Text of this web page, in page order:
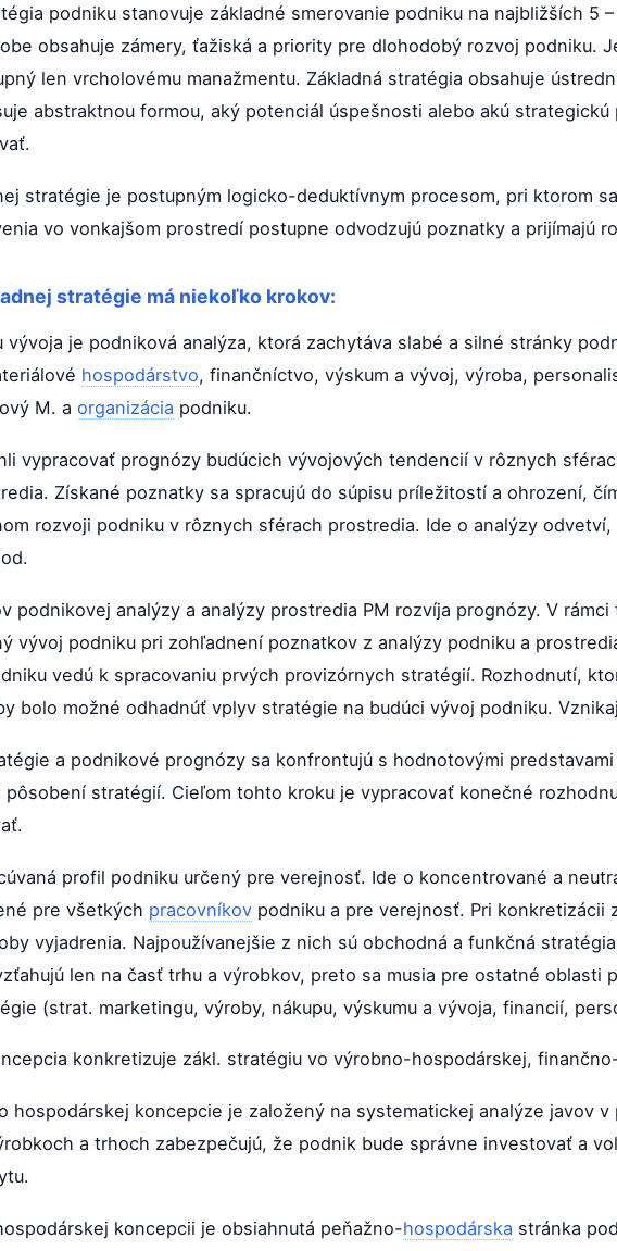
podniku stanovuje základné smerovanie podniku na najbližších 5
obsahuje zámery, ťažiská a priority pre dlohodobý rozvoj podniku.
len vrcholovému manažmentu. Základná stratégia obsahuje
abstraktnou formou, aký potenciál úspešnosti alebo akú
stratégie je postupným logicko-deduktívnym procesom, pri ktorom
vo vonkajšom prostredí postupne odvodzujú poznatky a prijímajú
stratégie má niekoľko krokov:
vývoja je podniková analýza, ktorá zachytáva slabé a silné stránky
hospodárstvo, finančníctvo, výskum a vývoj, výroba,
M. a organizácia podniku.
vypracovať prognózy budúcich vývojových tendencií v rôznych
Získané poznatky sa spracujú do súpisu príležitostí a ohrození,
rozvoji podniku v rôznych sférach prostredia. Ide o analýzy
podnikovej analýzy a analýzy prostredia PM rozvíja prognózy. V
vývoj podniku pri zohľadnení poznatkov z analýzy podniku a
vedú k spracovaniu prvých provizórnych stratégií. Rozhodnutí,
bolo možné odhadnúť vplyv stratégie na budúci vývoj podniku.
a podnikové prognózy sa konfrontujú s hodnotovými
pôsobení stratégií. Cieľom tohto kroku je vypracovať konečné
profil podniku určený pre verejnosť. Ide o koncentrované a
pre všetkých pracovníkov podniku a pre verejnosť. Pri konkretizácii
vyjadrenia. Najpoužívanejšie z nich sú obchodná a funkčná
len na časť trhu a výrobkov, preto sa musia pre ostatné oblasti
(strat. marketingu, výroby, nákupu, výskumu a vývoja, financií,
konkretizuje zákl. stratégiu vo výrobno-hospodárskej,
hospodárskej koncepcie je založený na systematickej analýze javov
a trhoch zabezpečujú, že podnik bude správne investovať a
koncepcii je obsiahnutá peňažno-hospodárska stránka